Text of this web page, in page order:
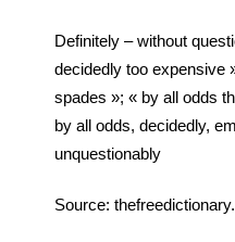
Definitely – without
decidedly too expensive
spades »; « by all odds
by all odds, decidedly,
unquestionably
Source: